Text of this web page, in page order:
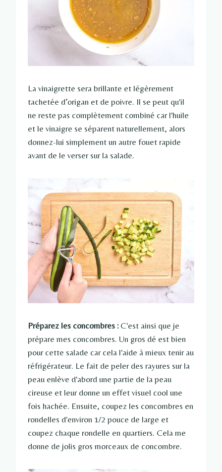
La vinaigrette sera brillante et légèrement
tachetée d’origan et de poivre. Il se peut qu'il
ne reste pas complètement combiné car l'huile
et le vinaigre se séparent naturellement, alors
donnez-lui simplement un autre fouet rapide
avant de le verser sur la salade.
Préparez les concombres : C'est ainsi que je
prépare mes concombres. Un gros dé est bien
pour cette salade car cela l'aide à mieux tenir au
réfrigérateur. Le fait de peler des rayures sur la
peau enlève d'abord une partie de la peau
cireuse et leur donne un effet visuel cool une
fois hachée. Ensuite, coupez les concombres en
rondelles d'environ 1/2 pouce de large et
coupez chaque rondelle en quartiers. Cela me
donne de jolis gros morceaux de concombre.